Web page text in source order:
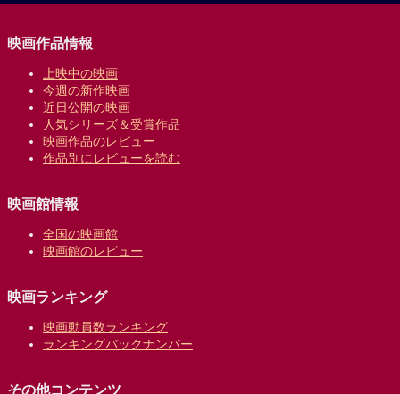
映画作品情報
上映中の映画
今週の新作映画
近日公開の映画
人気シリーズ＆受賞作品
映画作品のレビュー
作品別にレビューを読む
映画館情報
全国の映画館
映画館のレビュー
映画ランキング
映画動員数ランキング
ランキングバックナンバー
その他コンテンツ